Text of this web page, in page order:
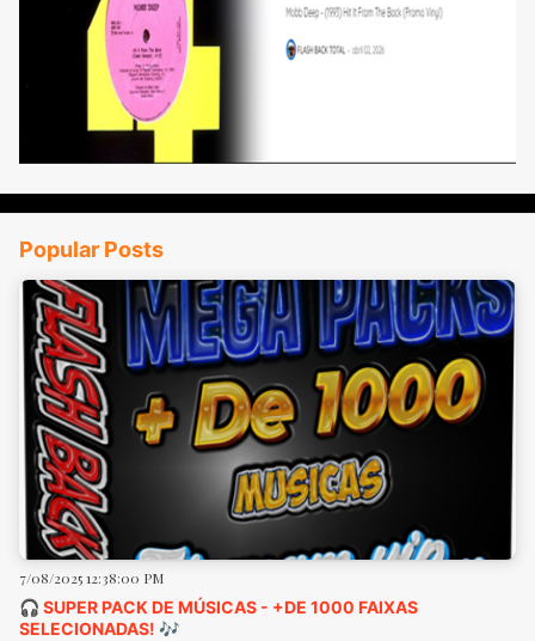
Popular Posts
🎧 SUPER PACK DE MÚSICAS - +DE 1000 FAIXAS
SELECIONADAS! 🎶
7/08/2025 12:38:00 PM